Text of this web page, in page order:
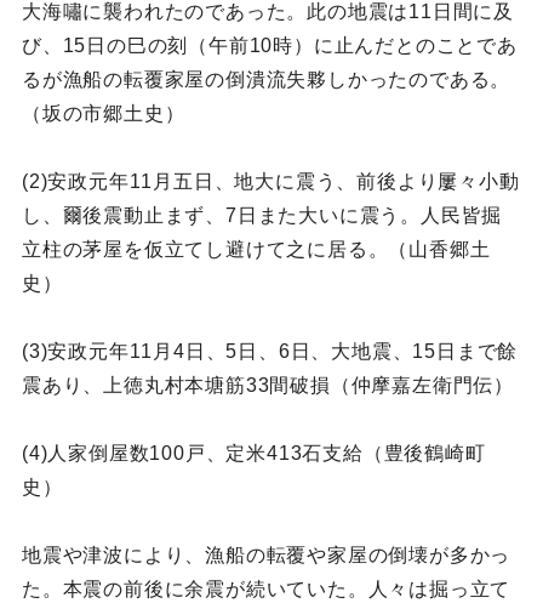
大海嘯に襲われたのであった。此の地震は11日間に及
び、15日の巳の刻（午前10時）に止んだとのことであ
るが漁船の転覆家屋の倒潰流失夥しかったのである。
（坂の市郷土史）
(2)安政元年11月五日、地大に震う、前後より屢々小動
し、爾後震動止まず、7日また大いに震う。人民皆掘
立柱の茅屋を仮立てし避けて之に居る。（山香郷土
史）
(3)安政元年11月4日、5日、6日、大地震、15日まで餘
震あり、上徳丸村本塘筋33間破損（仲摩嘉左衛門伝）
(4)人家倒屋数100戸、定米413石支給（豊後鶴崎町
史）
地震や津波により、漁船の転覆や家屋の倒壊が多かっ
た。本震の前後に余震が続いていた。人々は掘っ立て